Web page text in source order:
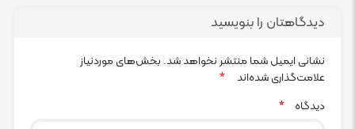
دیدگاهتان را بنویسید
نشانی ایمیل شما منتشر نخواهد شد. بخش‌های موردنیاز
علامت‌گذاری شده‌اند
*
دیدگاه
*